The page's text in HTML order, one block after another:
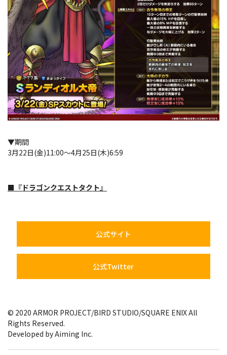
▼期間
3月22日(金)11:00～4月25日(木)6:59
■『ドラゴンクエストタクト』
公式サイト
公式Twitter
© 2020 ARMOR PROJECT/BIRD STUDIO/SQUARE ENIX All
Rights Reserved.
Developed by Aiming Inc.